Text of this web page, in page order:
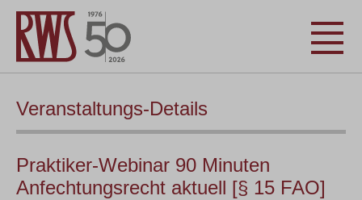
Veranstaltungs-Details
Praktiker-Webinar 90 Minuten
Anfechtungsrecht aktuell [§ 15 FAO]